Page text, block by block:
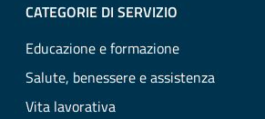
CATEGORIE DI SERVIZIO
Educazione e formazione
Salute, benessere e assistenza
Vita lavorativa